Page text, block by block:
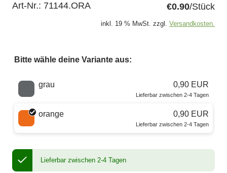
Art-Nr.: 71144.ORA €0.90/Stück
inkl. 19 % MwSt. zzgl. Versandkosten.
Bitte wähle deine Variante aus:
Wähle eine Farbe
grau 0,90 EUR
Lieferbar zwischen 2-4 Tagen
orange 0,90 EUR
Lieferbar zwischen 2-4 Tagen
Lieferbar zwischen 2-4 Tagen